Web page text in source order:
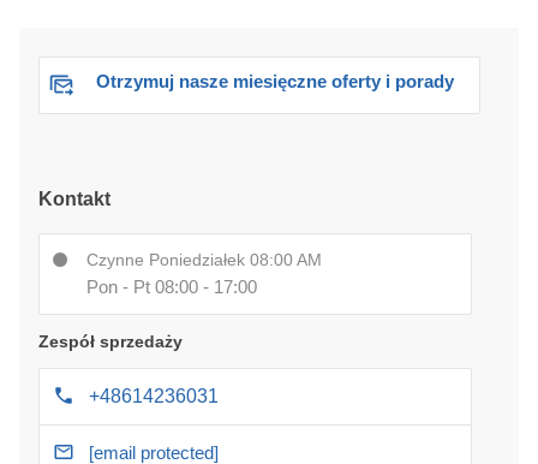
Otrzymuj nasze miesięczne oferty i porady
Kontakt
Czynne Poniedziałek 08:00 AM
Pon - Pt 08:00 - 17:00
Zespół sprzedaży
+48614236031
[email protected]